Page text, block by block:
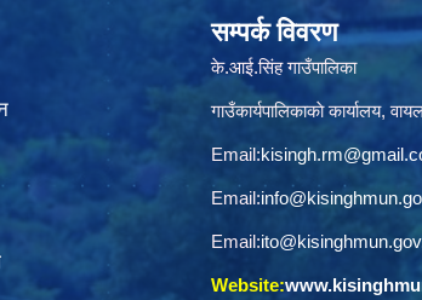
सम्पर्क विवरण
के.आई.सिंह गाउँपालिका
गाउँकार्यपालिकाकाे कार्यालय,
Email:
Email:
Email:
Website: